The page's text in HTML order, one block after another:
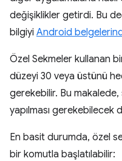
değişiklikler getirdi. Bu
bilgiyi Android
Özel Sekmeler kullanan
düzeyi 30 veya üstünü
gerekebilir. Bu
yapılması gerekebilecek
En basit durumda, özel
bir komutla başlatılabilir: